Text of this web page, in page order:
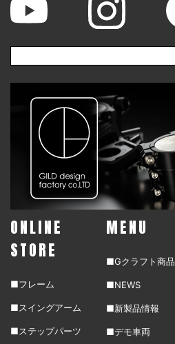
ONLINE
STORE
■フレーム
■スイングアーム
■ステップパーツ
MENU
■Gクラフト商品
■NEWS
■新製品情報
■デモ車両